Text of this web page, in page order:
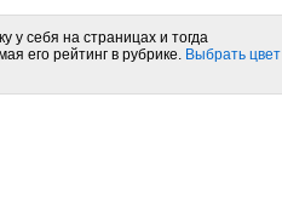
у себя на страницах и тогда
его рейтинг в рубрике. Выбрать цвет